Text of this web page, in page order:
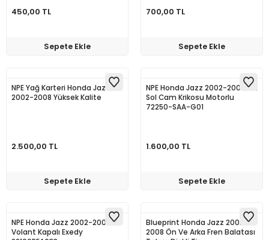
450,00 TL
Sepete Ekle
700,00 TL
Sepete Ekle
NPE Yağ Karteri Honda Jazz
2002-2008 Yüksek Kalite
2.500,00 TL
Sepete Ekle
NPE Honda Jazz 2002-2008 Ön
Sol Cam Krikosu Motorlu
72250-SAA-G01
1.600,00 TL
Sepete Ekle
NPE Honda Jazz 2002-2008
Volant Kapalı Exedy
Blueprint Honda Jazz 2002-
2008 Ön Ve Arka Fren Balatası